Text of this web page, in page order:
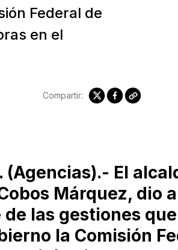
Federal de
en el
Compartir:
(Agencias).- El
Márquez, dio
las gestiones
la Comisión